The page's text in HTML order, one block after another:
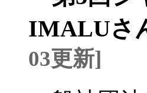
IMALUさ
03更新]